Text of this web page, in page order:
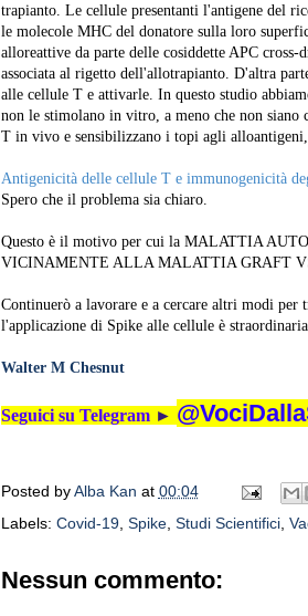
trapianto. Le cellule presentanti l'antigene del
le molecole MHC del donatore sulla loro
alloreattive da parte delle cosiddette APC
associata al rigetto dell'allotrapianto. D'altra
alle cellule T e attivarle. In questo studio
non le stimolano in vitro, a meno che non
T in vivo e sensibilizzano i topi agli
Antigenicità delle cellule T e immunogenicità
Spero che il problema sia chiaro.
Questo è il motivo per cui la MALATTIA
VICINAMENTE ALLA MALATTIA GRAFT
Continuerò a lavorare e a cercare altri modi per
l'applicazione di Spike alle cellule è
Walter M Chesnut
Seguici su Telegram ►
Posted byAlba Kan at 00:04
Labels: Covid-19, Spike, Studi Scientifici,
Nessun commento: